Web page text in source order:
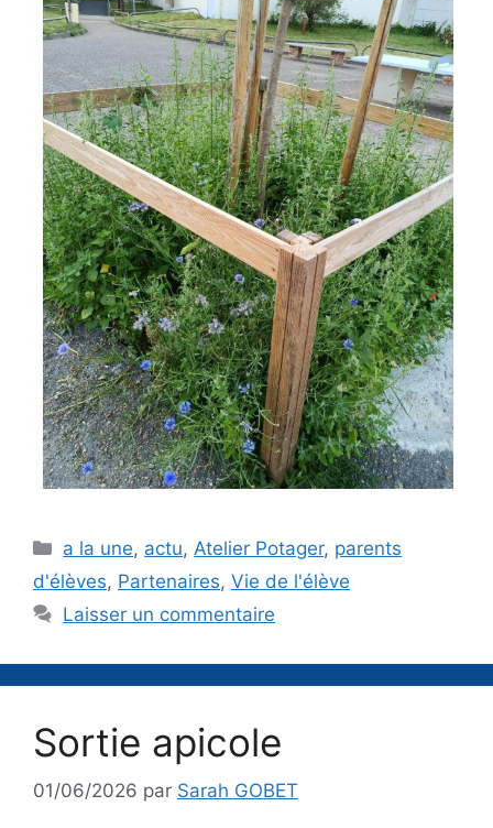
Catégories
a la une, actu, Atelier Potager, parents
d'élèves, Partenaires, Vie de l'élève
Laisser un commentaire
Sortie apicole
01/06/2026 par Sarah GOBET